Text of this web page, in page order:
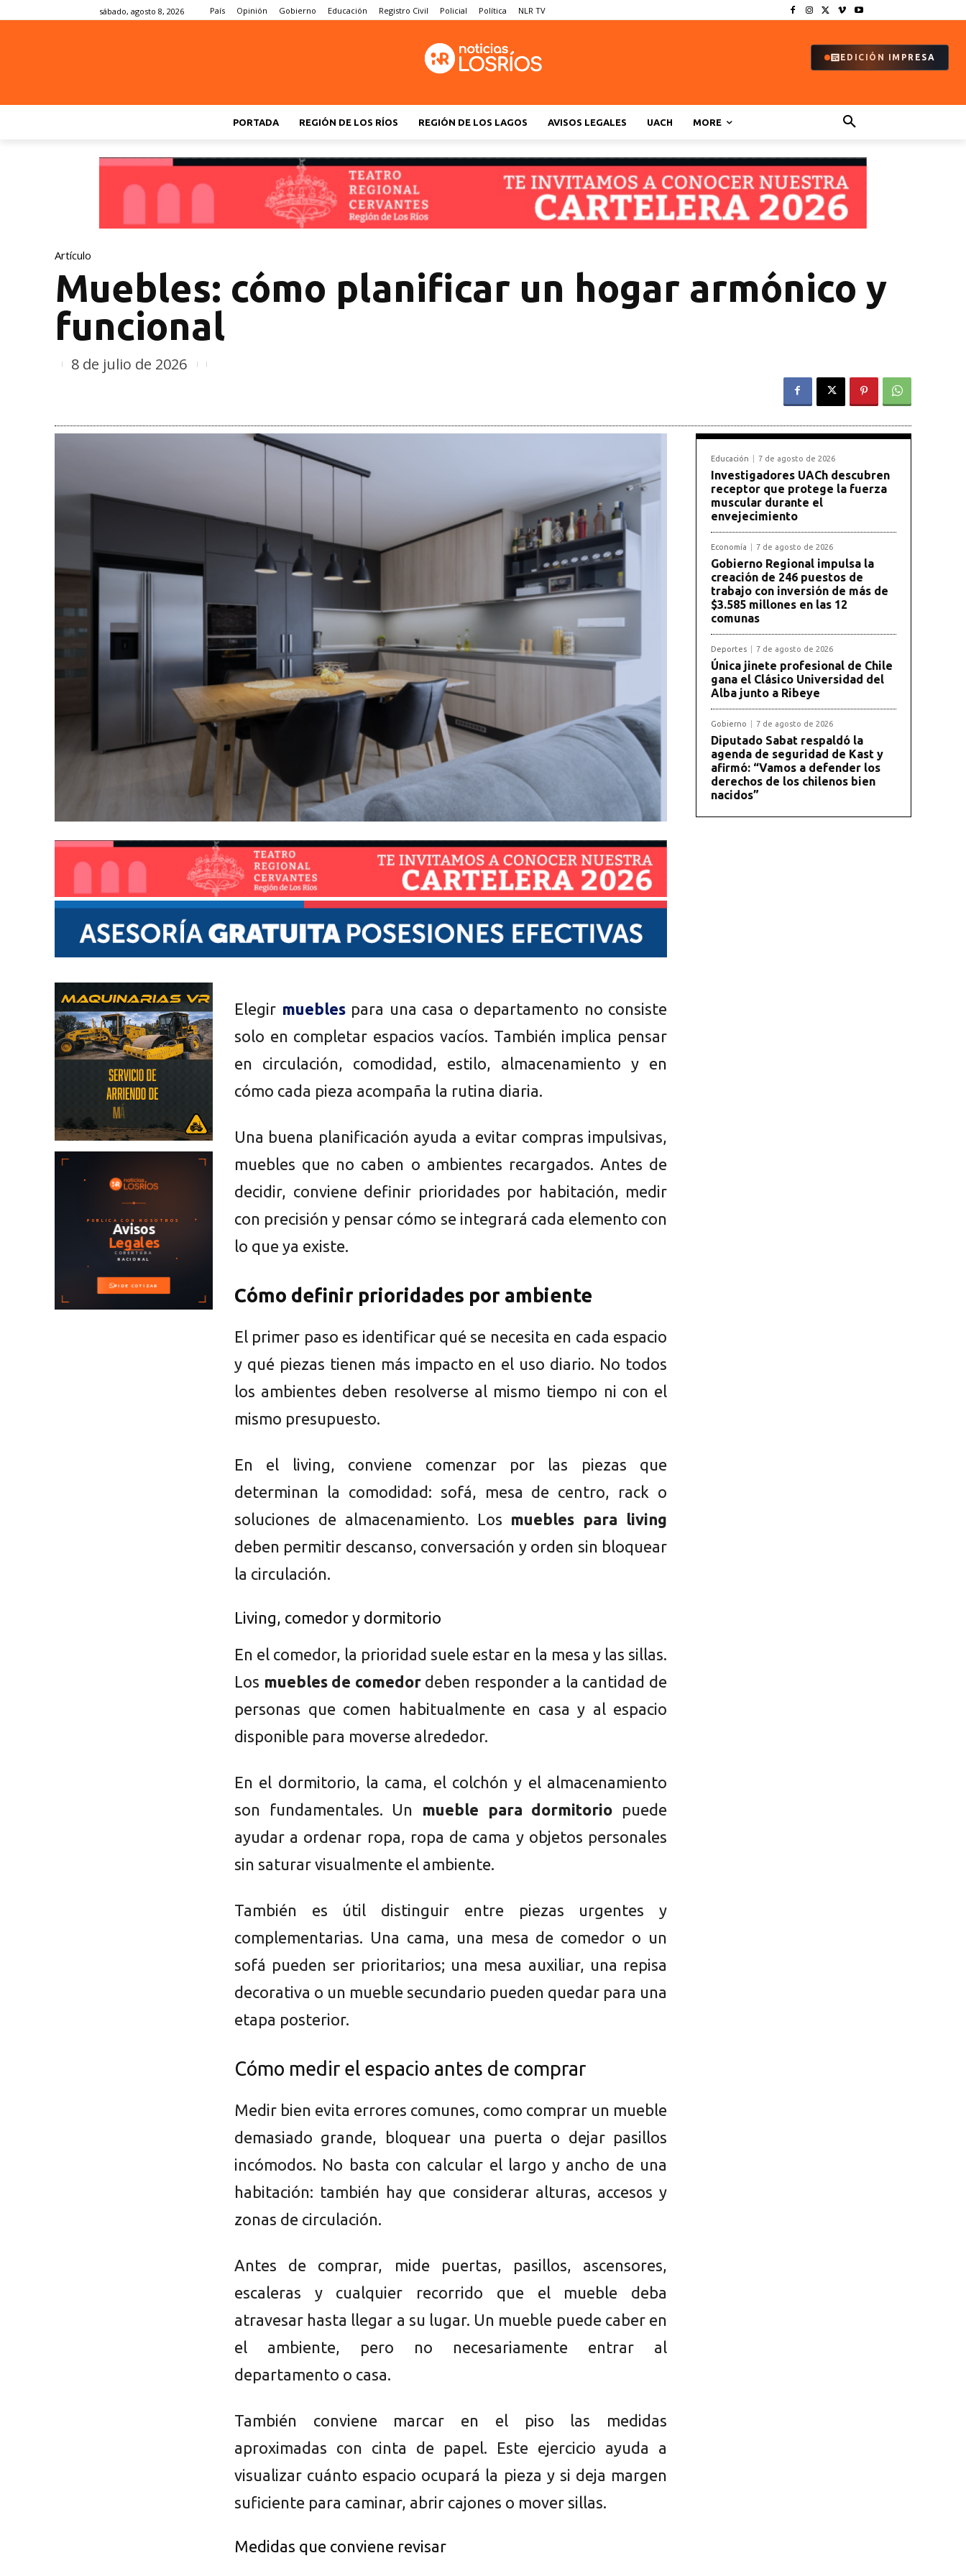
sábado, agosto 8, 2026 País Opinión Gobierno Educación Registro Civil Policial Política NLR TV
EDICIÓN IMPRESA
PORTADA REGIÓN DE LOS RÍOS REGIÓN DE LOS LAGOS AVISOS LEGALES UACH MORE
Artículo
Muebles: cómo planificar un hogar armónico y
funcional
8 de julio de 2026
Elegir mueblespara una casa o departamento no consiste
solo en completar espacios vacíos. También implica pensar
en circulación, comodidad, estilo, almacenamiento y en
cómo cada pieza acompaña la rutina diaria.
Una buena planificación ayuda a evitar compras impulsivas,
muebles que no caben o ambientes recargados. Antes de
decidir, conviene definir prioridades por habitación, medir
con precisión y pensar cómo se integrará cada elemento con
lo que ya existe.
Cómo definir prioridades por ambiente
El primer paso es identificar qué se necesita en cada espacio
y qué piezas tienen más impacto en el uso diario. No todos
los ambientes deben resolverse al mismo tiempo ni con el
mismo presupuesto.
En el living, conviene comenzar por las piezas que
determinan la comodidad: sofá, mesa de centro, rack o
soluciones de almacenamiento. Los muebles para living
deben permitir descanso, conversación y orden sin bloquear
la circulación.
Living, comedor y dormitorio
En el comedor, la prioridad suele estar en la mesa y las sillas.
Los muebles de comedordeben responder a la cantidad de
personas que comen habitualmente en casa y al espacio
disponible para moverse alrededor.
En el dormitorio, la cama, el colchón y el almacenamiento
son fundamentales. Un mueble para dormitorio puede
ayudar a ordenar ropa, ropa de cama y objetos personales
sin saturar visualmente el ambiente.
También es útil distinguir entre piezas urgentes y
complementarias. Una cama, una mesa de comedor o un
sofá pueden ser prioritarios; una mesa auxiliar, una repisa
decorativa o un mueble secundario pueden quedar para una
etapa posterior.
Cómo medir el espacio antes de comprar
Medir bien evita errores comunes, como comprar un mueble
demasiado grande, bloquear una puerta o dejar pasillos
incómodos. No basta con calcular el largo y ancho de una
habitación: también hay que considerar alturas, accesos y
zonas de circulación.
Antes de comprar, mide puertas, pasillos, ascensores,
escaleras y cualquier recorrido que el mueble deba
atravesar hasta llegar a su lugar. Un mueble puede caber en
el ambiente, pero no necesariamente entrar al
departamento o casa.
También conviene marcar en el piso las medidas
aproximadas con cinta de papel. Este ejercicio ayuda a
visualizar cuánto espacio ocupará la pieza y si deja margen
suficiente para caminar, abrir cajones o mover sillas.
Medidas que conviene revisar
Educación 7 de agosto de 2026
Investigadores UACh descubren
receptor que protege la fuerza
muscular durante el
envejecimiento
Economía 7 de agosto de 2026
Gobierno Regional impulsa la
creación de 246 puestos de
trabajo con inversión de más de
$3.585 millones en las 12
comunas
Deportes 7 de agosto de 2026
Única jinete profesional de Chile
gana el Clásico Universidad del
Alba junto a Ribeye
Gobierno 7 de agosto de 2026
Diputado Sabat respaldó la
agenda de seguridad de Kast y
afirmó: “Vamos a defender los
derechos de los chilenos bien
nacidos”